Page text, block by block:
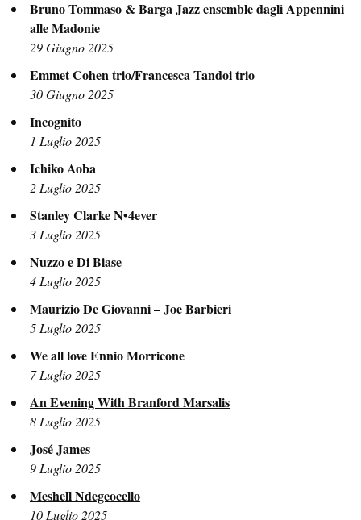
Bruno Tommaso & Barga Jazz ensemble dagli Appennini
alle Madonie
29 Giugno 2025
Emmet Cohen trio/Francesca Tandoi trio
30 Giugno 2025
Incognito
1 Luglio 2025
Ichiko Aoba
2 Luglio 2025
Stanley Clarke N•4ever
3 Luglio 2025
Nuzzo e Di Biase
4 Luglio 2025
Maurizio De Giovanni – Joe Barbieri
5 Luglio 2025
We all love Ennio Morricone
7 Luglio 2025
An Evening With Branford Marsalis
8 Luglio 2025
José James
9 Luglio 2025
Meshell Ndegeocello
10 Luglio 2025